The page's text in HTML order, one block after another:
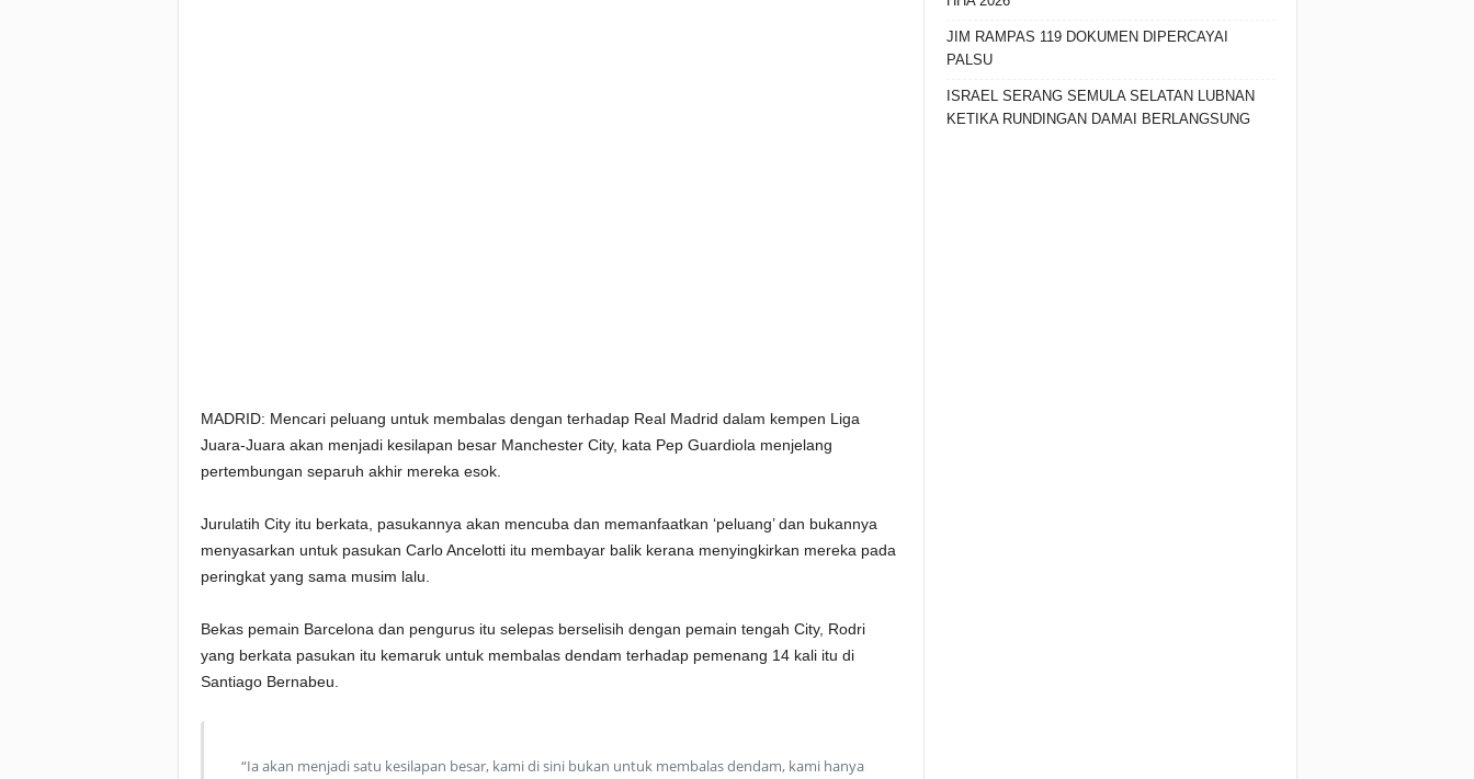
MADRID: Mencari peluang untuk membalas dengan terhadap Real Madrid dalam kempen Liga
Juara-Juara akan menjadi kesilapan besar Manchester City, kata Pep Guardiola menjelang
pertembungan separuh akhir mereka esok.
Jurulatih City itu berkata, pasukannya akan mencuba dan memanfaatkan ‘peluang’ dan bukannya
menyasarkan untuk pasukan Carlo Ancelotti itu membayar balik kerana menyingkirkan mereka pada
peringkat yang sama musim lalu.
Bekas pemain Barcelona dan pengurus itu selepas berselisih dengan pemain tengah City, Rodri
yang berkata pasukan itu kemaruk untuk membalas dendam terhadap pemenang 14 kali itu di
Santiago Bernabeu.
“Ia akan menjadi satu kesilapan besar, kami di sini bukan untuk membalas dendam, kami hanya
JIM RAMPAS 119 DOKUMEN DIPERCAYAI
PALSU
ISRAEL SERANG SEMULA SELATAN LUBNAN
KETIKA RUNDINGAN DAMAI BERLANGSUNG